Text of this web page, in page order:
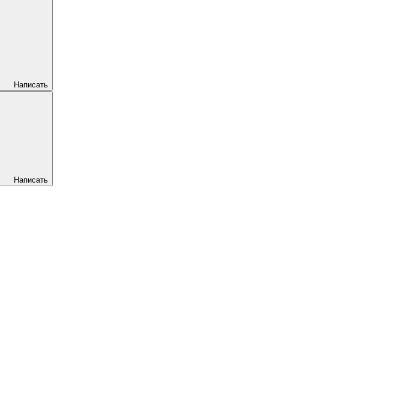
Написать
Написать